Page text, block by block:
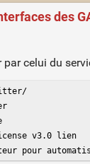
des
celui du
v3.0 lien
pour